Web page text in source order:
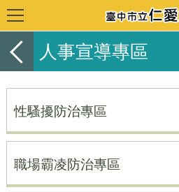
人事宣導專區
性騷擾防治專區
職場霸凌防治專區